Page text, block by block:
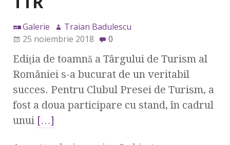
Galerie
Traian Badulescu
25 noiembrie 2018
0
Ediția de toamnă a Târgului de Turism al
României s-a bucurat de un veritabil
succes. Pentru Clubul Presei de Turism, a
fost a doua participare cu stand, în cadrul
unui […]